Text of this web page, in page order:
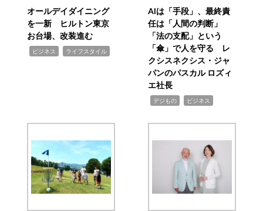
オールデイダイニング
を一新 ヒルトン東京
お台場、改装進む
ビジネス ライフスタイル
AIは「手段」、最終責
任は「人間の判断」
「法の支配」という
「傘」で人を守る レ
クシスネクシス・ジャ
パンのパスカル ロズィ
エ社長
デジもの ビジネス